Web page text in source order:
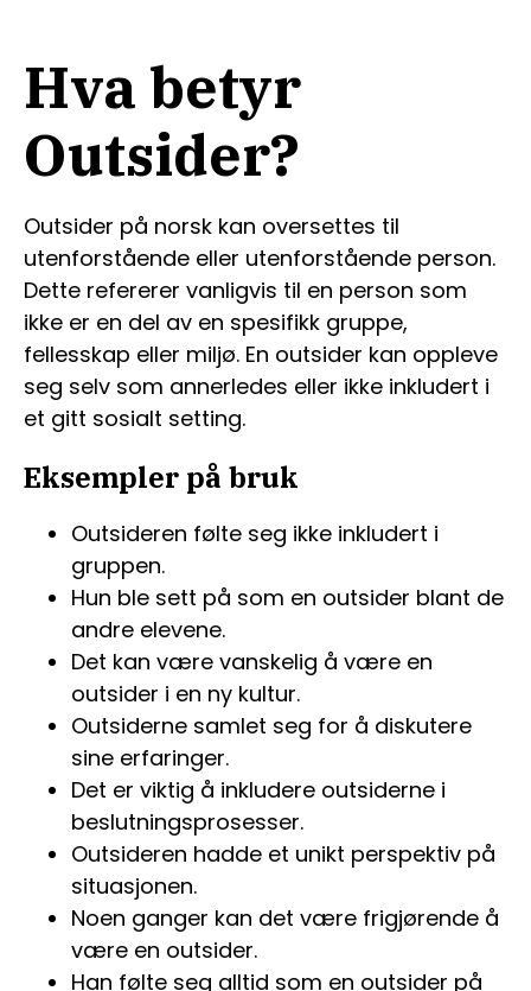
Hva betyr
Outsider?
Outsider på norsk kan oversettes til
utenforstående eller utenforstående person.
Dette refererer vanligvis til en person som
ikke er en del av en spesifikk gruppe,
fellesskap eller miljø. En outsider kan oppleve
seg selv som annerledes eller ikke inkludert i
et gitt sosialt setting.
Eksempler på bruk
Outsideren følte seg ikke inkludert i
gruppen.
Hun ble sett på som en outsider blant de
andre elevene.
Det kan være vanskelig å være en
outsider i en ny kultur.
Outsiderne samlet seg for å diskutere
sine erfaringer.
Det er viktig å inkludere outsiderne i
beslutningsprosesser.
Outsideren hadde et unikt perspektiv på
situasjonen.
Noen ganger kan det være frigjørende å
være en outsider.
Han følte seg alltid som en outsider på